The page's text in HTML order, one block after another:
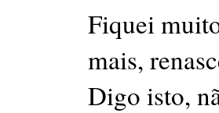
Fiquei
mais,
Digo isto,